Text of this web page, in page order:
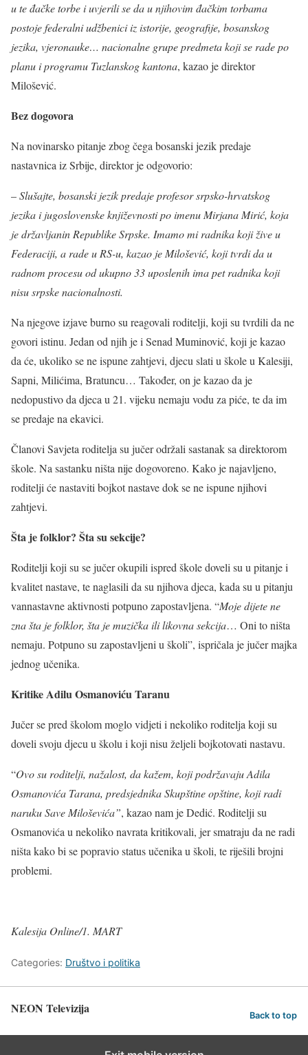
u te đačke torbe i uvjerili se da u njihovim đačkim torbama
postoje federalni udžbenici iz istorije, geografije, bosanskog
jezika, vjeronauke… nacionalne grupe predmeta koji se rade po
planu i programu Tuzlanskog kantona, kazao je direktor
Milošević.
Bez dogovora
Na novinarsko pitanje zbog čega bosanski jezik predaje
nastavnica iz Srbije, direktor je odgovorio:
–Slušajte, bosanski jezik predaje profesor srpsko-hrvatskog
jezika i jugoslovenske književnosti po imenu Mirjana Mirić, koja
je državljanin Republike Srpske. Imamo mi radnika koji žive u
Federaciji, a rade u RS-u, kazao je Milošević, koji tvrdi da u
radnom procesu od ukupno 33 uposlenih ima pet radnika koji
nisu srpske nacionalnosti.
Na njegove izjave burno su reagovali roditelji, koji su tvrdili da ne
govori istinu. Jedan od njih je i Senad Muminović, koji je kazao
da će, ukoliko se ne ispune zahtjevi, djecu slati u škole u Kalesiji,
Sapni, Milićima, Bratuncu… Također, on je kazao da je
nedopustivo da djeca u 21. vijeku nemaju vodu za piće, te da im
se predaje na ekavici.
Članovi Savjeta roditelja su jučer održali sastanak sa direktorom
škole. Na sastanku ništa nije dogovoreno. Kako je najavljeno,
roditelji će nastaviti bojkot nastave dok se ne ispune njihovi
zahtjevi.
Šta je folklor? Šta su sekcije?
Roditelji koji su se jučer okupili ispred škole doveli su u pitanje i
kvalitet nastave, te naglasili da su njihova djeca, kada su u pitanju
vannastavne aktivnosti potpuno zapostavljena. “Moje dijete ne
zna šta je folklor, šta je muzička ili likovna sekcija… Oni to ništa
nemaju. Potpuno su zapostavljeni u školi”, ispričala je jučer majka
jednog učenika.
Kritike Adilu Osmanoviću Taranu
Jučer se pred školom moglo vidjeti i nekoliko roditelja koji su
doveli svoju djecu u školu i koji nisu željeli bojkotovati nastavu.
“Ovo su roditelji, nažalost, da kažem, koji podržavaju Adila
Osmanovića Tarana, predsjednika Skupštine opštine, koji radi
naruku Save Miloševića”, kazao nam je Dedić. Roditelji su
Osmanovića u nekoliko navrata kritikovali, jer smatraju da ne radi
ništa kako bi se popravio status učenika u školi, te riješili brojni
problemi.
Kalesija Online/1. MART
Categories: Društvo i politika
NEON Televizija Back to top